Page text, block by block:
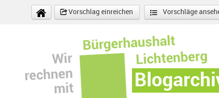
Direkt zum Inhalt
Vorschlag einreichen
Vorschläge